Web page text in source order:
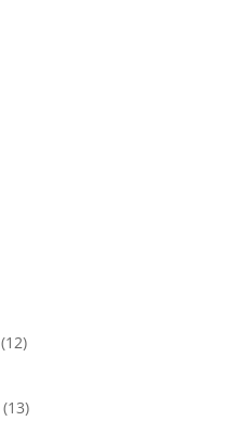
(12)
(13)